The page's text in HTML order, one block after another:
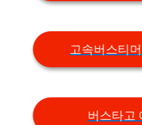
고속버스티
버스타고